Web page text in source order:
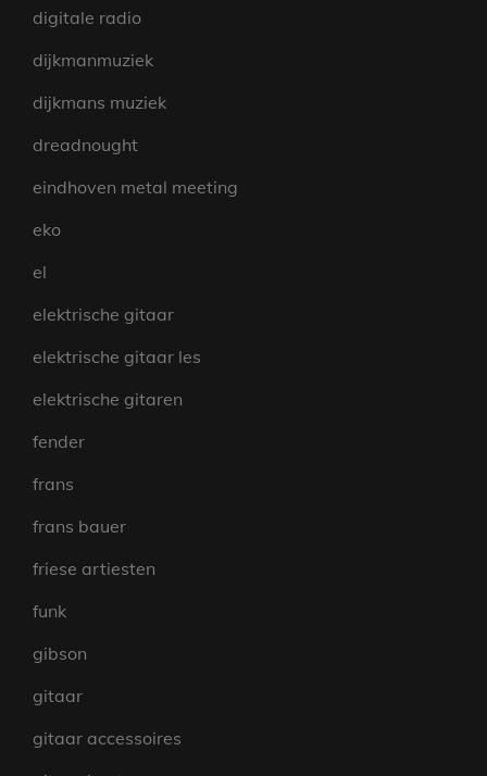
digitale radio
dijkmanmuziek
dijkmans muziek
dreadnought
eindhoven metal meeting
eko
el
elektrische gitaar
elektrische gitaar les
elektrische gitaren
fender
frans
frans bauer
friese artiesten
funk
gibson
gitaar
gitaar accessoires